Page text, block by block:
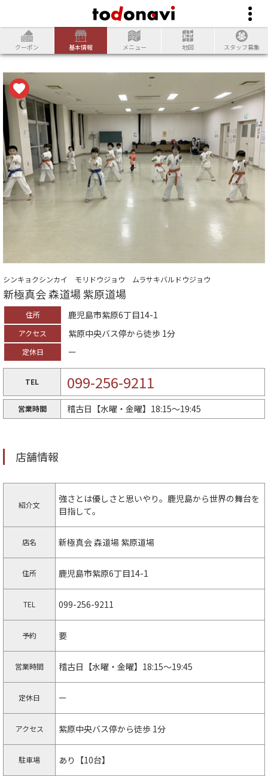
クーポン 基本情報 メニュー 地図 スタッフ募集
シンキョクシンカイ モリドウジョウ ムラサキバルドウジョウ
新極真会 森道場 紫原道場
住所 鹿児島市紫原6丁目14-1
アクセス 紫原中央バス停から徒歩 1分
定休日 ー
TEL 099-256-9211
営業時間 稽古日【水曜・金曜】18:15～19:45
店舗情報
紹介文
強さとは優しさと思いやり。鹿児島から世界の舞台を
目指して。
店名 新極真会 森道場 紫原道場
住所 鹿児島市紫原6丁目14-1
TEL 099-256-9211
予約 要
営業時間 稽古日【水曜・金曜】18:15～19:45
定休日 ー
アクセス 紫原中央バス停から徒歩 1分
駐車場 あり【10台】